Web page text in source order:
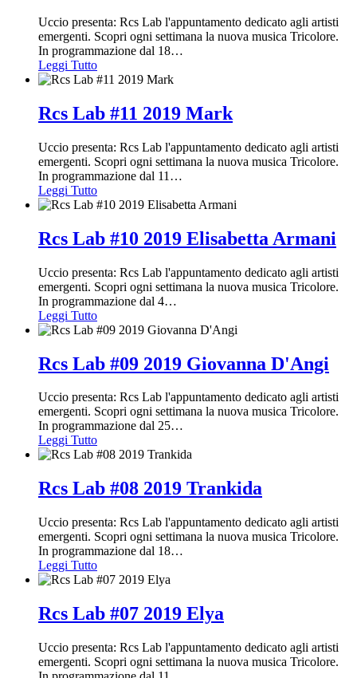
Uccio presenta: Rcs Lab l'appuntamento dedicato agli artisti
emergenti. Scopri ogni settimana la nuova musica Tricolore.
In programmazione dal 18…
Leggi Tutto
Rcs Lab #11 2019 Mark
Uccio presenta: Rcs Lab l'appuntamento dedicato agli artisti
emergenti. Scopri ogni settimana la nuova musica Tricolore.
In programmazione dal 11 …
Leggi Tutto
Rcs Lab #10 2019 Elisabetta Armani
Uccio presenta: Rcs Lab l'appuntamento dedicato agli artisti
emergenti. Scopri ogni settimana la nuova musica Tricolore.
In programmazione dal 4…
Leggi Tutto
Rcs Lab #09 2019 Giovanna D'Angi
Uccio presenta: Rcs Lab l'appuntamento dedicato agli artisti
emergenti. Scopri ogni settimana la nuova musica Tricolore.
In programmazione dal 25…
Leggi Tutto
Rcs Lab #08 2019 Trankida
Uccio presenta: Rcs Lab l'appuntamento dedicato agli artisti
emergenti. Scopri ogni settimana la nuova musica Tricolore.
In programmazione dal 18…
Leggi Tutto
Rcs Lab #07 2019 Elya
Uccio presenta: Rcs Lab l'appuntamento dedicato agli artisti
emergenti. Scopri ogni settimana la nuova musica Tricolore.